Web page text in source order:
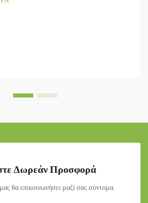
Δωρεάν Προσφορά
θα επικοινωνήσει μαζί σας σύντομα.